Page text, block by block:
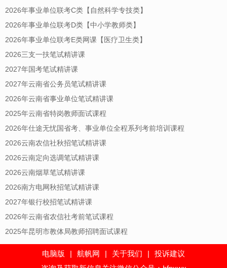
2026年事业单位联考C类【自然科学专技类】
2026年事业单位联考D类【中小学教师类】
2026年事业单位联考E类网课【医疗卫生类】
2026三支一扶笔试精讲课
2027年国考笔试精讲课
2027年云南省公务员笔试精讲课
2026年云南省事业单位笔试精讲课
2025年云南省特岗教师面试课程
2026年仕途无忧国省考、事业单位全程系列考前培训课程
2026云南农信社秋招笔试精讲课
2026云南定向选调笔试精讲课
2026云南烟草笔试精讲课
2026南方电网秋招笔试精讲课
2027年银行校招笔试精讲课
2026年云南省农信社考前笔试课程
2025年昆明市教体局教师招聘面试课程
电脑版 | 航帆网 | 关于我们 |
投诉建议